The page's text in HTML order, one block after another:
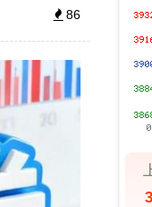
86